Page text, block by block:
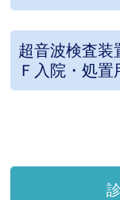
超音波検査
Ｆ入院・処置